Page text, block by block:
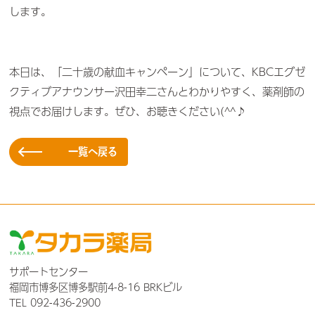
します。
本日は、「二十歳の献血キャンペーン」について、KBCエグゼ
クティブアナウンサー沢田幸二さんとわかりやすく、薬剤師の
視点でお届けします。ぜひ、お聴きください(^^♪
一覧へ戻る
サポートセンター
福岡市博多区博多駅前4-8-16 BRKビル
TEL 092-436-2900